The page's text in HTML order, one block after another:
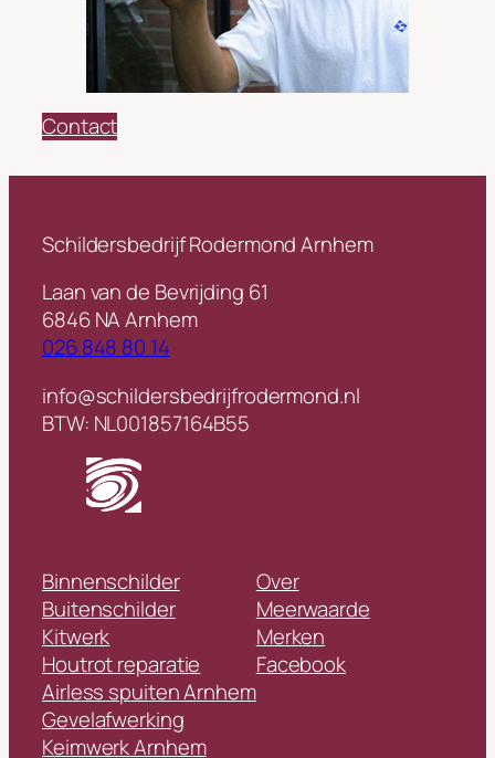
Contact
Schildersbedrijf Rodermond Arnhem
Laan van de Bevrijding 61
6846 NA Arnhem
026 848 80 14
info@schildersbedrijfrodermond.nl
BTW: NL001857164B55
Binnenschilder
Buitenschilder
Kitwerk
Houtrot reparatie
Airless spuiten Arnhem
Gevelafwerking
Keimwerk Arnhem
Over
Meerwaarde
Merken
Facebook